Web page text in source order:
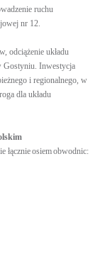
ruchu
nr 12.
odciążenie układu
Gostyniu. Inwestycja
i regionalnego, w
dla układu
łącznie osiem obwodnic: